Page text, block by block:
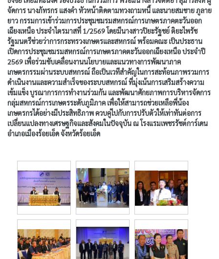
จัดการ นางภัทรกร แสงคำ หัวหน้าติดตามทวงถามหนี้ และนายสมชาย ภูลาย
ยาว กรรมการเข้าร่วมการประชุมชมรมสหกรณ์การเกษตรภาคตะวันออก
เฉียงเหนือ ประจำไตรมาสที่ 1/2569 โดยมีนางสาวปิยะรัฐชย์ ติยะไพรัช
รัฐมนตรีช่วยว่าการกระทรวงเกษตรและสหกรณ์ พร้อมคณะ เป็นประธาน
เปิดการประชุมชมรมสหกรณ์การเกษตรภาคตะวันออกเฉียงเหนือ ประจำปี
2569 เพื่อร่วมขับเคลื่อนงานนโยบายและแนวทางการพัฒนาภาค
เกษตรกรรมผ่านระบบสหกรณ์ ถือเป็นเวทีสำคัญในการสะท้อนภาพรวมการ
ดำเนินงานและความสำเร็จของระบบสหกรณ์ ที่มุ่งเน้นการเสริมสร้างความ
เข้มแข็ง บูรณาการการทำงานร่วมกัน และพัฒนาศักยภาพการบริหารจัดการ
กลุ่มสหกรณ์การเกษตรระดับภูมิภาค เพื่อให้สามารถช่วยเหลือพี่น้อง
เกษตรกรได้อย่างมีประสิทธิภาพ ควบคู่ไปกับการปรับตัวให้เท่าทันต่อการ
เปลี่ยนแปลงทางเศรษฐกิจและสังคมในปัจจุบัน ณ โรงแรมเพชรรัชต์การ์เดน
อำเภอเมืองร้อยเอ็ด จังหวัดร้อยเอ็ด